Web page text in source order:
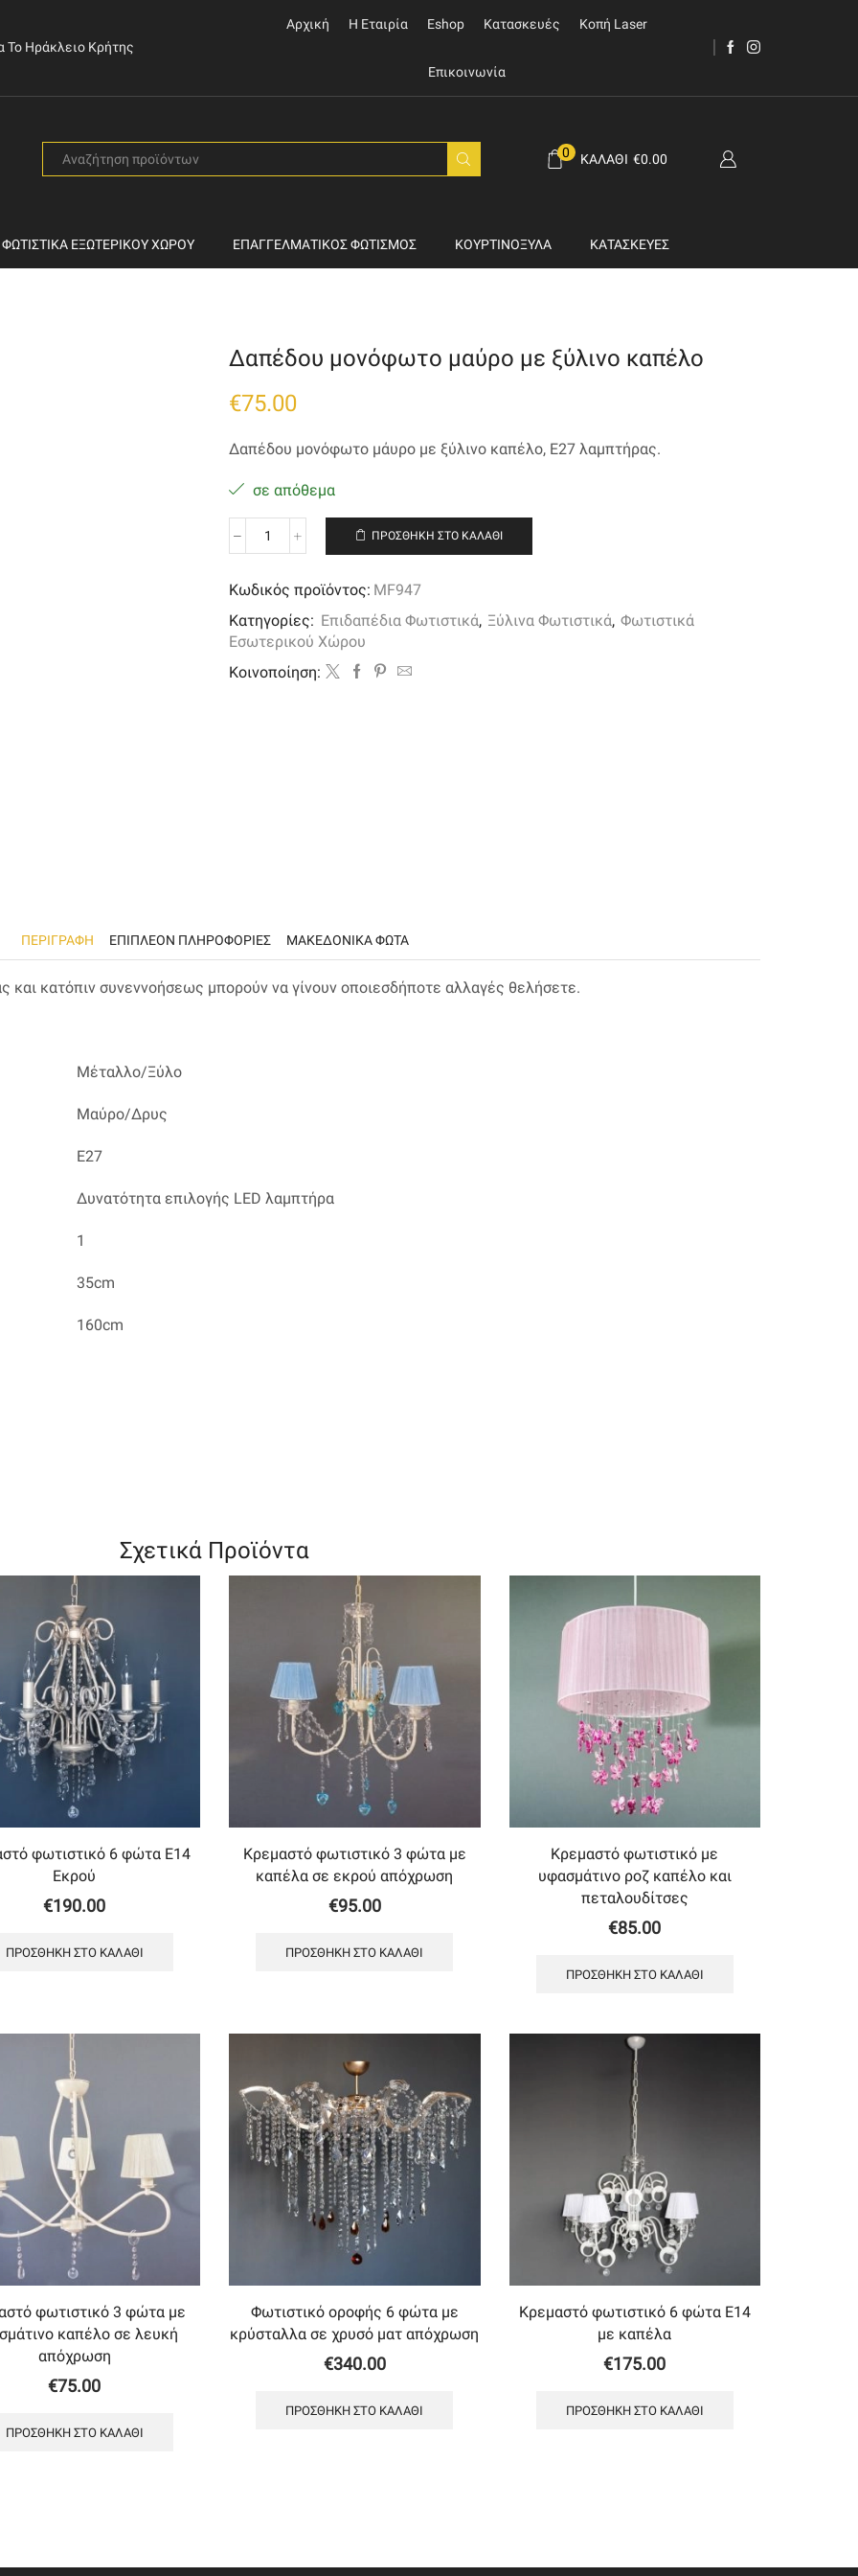
Το Ηράκλειο Κρήτης
Αρχική Η Εταιρία Eshop Κατασκευές Κοπή Laser
Επικοινωνία
0 ΚΑΛΆΘΙ €0.00
ΦΩΤΙΣΤΙΚΆ ΕΞΩΤΕΡΙΚΟΎ ΧΏΡΟΥ ΕΠΑΓΓΕΛΜΑΤΙΚΌΣ ΦΩΤΙΣΜΌΣ ΚΟΥΡΤΙΝΌΞΥΛΑ ΚΑΤΑΣΚΕΥΈΣ
Δαπέδου μονόφωτο μαύρο με ξύλινο καπέλο
€75.00
Δαπέδου μονόφωτο μάυρο με ξύλινο καπέλο, E27 λαμπτήρας.
σε απόθεμα
Δαπέδου
μαύρο
ξύλινο
καπέλο
ΠΡΟΣΘΉΚΗ ΣΤΟ ΚΑΛΆΘΙ
Κωδικός προϊόντος: MF947
Κατηγορίες: Επιδαπέδια Φωτιστικά, Ξύλινα Φωτιστικά, Φωτιστικά
Εσωτερικού Χώρου
Kοινοποίηση:
ΠΕΡΙΓΡΑΦΉ ΕΠΙΠΛΈΟΝ ΠΛΗΡΟΦΟΡΊΕΣ ΜΑΚΕΔΟΝΙΚΑ ΦΩΤΑ
και κατόπιν συνεννοήσεως μπορούν να γίνουν οποιεσδήποτε αλλαγές θελήσετε.
Μέταλλο/Ξύλο
Μαύρο/Δρυς
E27
Δυνατότητα επιλογής LED λαμπτήρα
1
35cm
160cm
Σχετικά Προϊόντα
φωτιστικό 6 φώτα Ε14
Εκρού
€190.00
ΠΡΟΣΘΉΚΗ ΣΤΟ ΚΑΛΆΘΙ
Κρεμαστό φωτιστικό 3 φώτα με
καπέλα σε εκρού απόχρωση
€95.00
ΠΡΟΣΘΉΚΗ ΣΤΟ ΚΑΛΆΘΙ
Κρεμαστό φωτιστικό με
υφασμάτινο ροζ καπέλο και
πεταλουδίτσες
€85.00
ΠΡΟΣΘΉΚΗ ΣΤΟ ΚΑΛΆΘΙ
φωτιστικό 3 φώτα με
καπέλο σε λευκή
απόχρωση
€75.00
ΠΡΟΣΘΉΚΗ ΣΤΟ ΚΑΛΆΘΙ
Φωτιστικό οροφής 6 φώτα με
κρύσταλλα σε χρυσό ματ απόχρωση
€340.00
ΠΡΟΣΘΉΚΗ ΣΤΟ ΚΑΛΆΘΙ
Κρεμαστό φωτιστικό 6 φώτα Ε14
με καπέλα
€175.00
ΠΡΟΣΘΉΚΗ ΣΤΟ ΚΑΛΆΘΙ